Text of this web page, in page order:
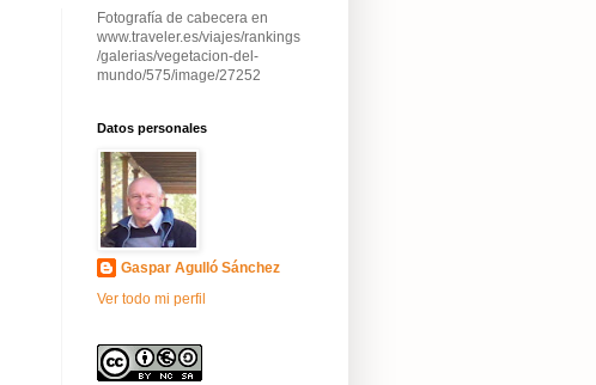
Fotografía de cabecera en
www.traveler.es/viajes/rankings
/galerias/vegetacion-del-
mundo/575/image/27252
Datos personales
Gaspar Agulló Sánchez
Ver todo mi perfil